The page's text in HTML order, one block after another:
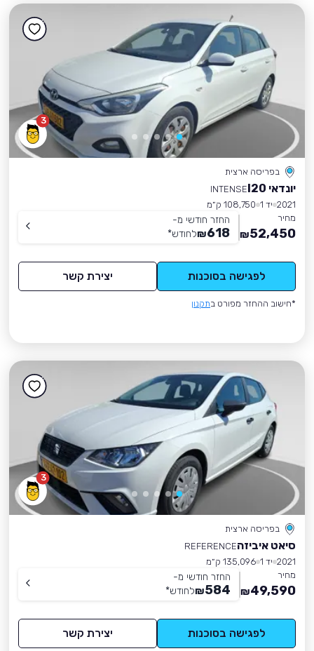
3
בפריסה ארצית
יונדאי I20
INTENSE
2021 יד 1
108,750 ק״מ
מחיר
52,450
₪
החזר חודשי מ-
618
₪לחודש*
לפגישה בסוכנות יצירת קשר
*חישוב ההחזר מפורט בתקנון
3
בפריסה ארצית
סיאט איביזהREFERENCE
2021 יד 1
135,096 ק״מ
מחיר
49,590
₪
החזר חודשי מ-
584
₪לחודש*
לפגישה בסוכנות יצירת קשר